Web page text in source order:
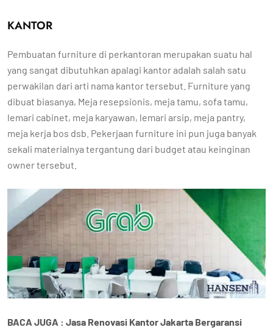
KANTOR
Pembuatan furniture di perkantoran merupakan suatu hal
yang sangat dibutuhkan apalagi kantor adalah salah satu
perwakilan dari arti nama kantor tersebut. Furniture yang
dibuat biasanya, Meja resepsionis, meja tamu, sofa tamu,
lemari cabinet, meja karyawan, lemari arsip, meja pantry,
meja kerja bos dsb. Pekerjaan furniture ini pun juga banyak
sekali materialnya tergantung dari budget atau keinginan
owner tersebut.
BACA JUGA : Jasa Renovasi Kantor Jakarta Bergaransi